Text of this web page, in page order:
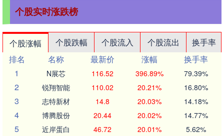
个股实时涨跌榜
个股涨幅 个股跌幅 个股流入 个股流出
换手率
排名
名称 最新价 涨幅
换手率
1
N展芯 116.52 396.89% 79.39%
2 锐翔智能 110.02 20.21% 16.80%
3 志特新材 14.8 20.03% 14.18%
4 博腾股份 20.44 20.02% 14.77%
5 近岸蛋白 46.72 20.01% 5.62%